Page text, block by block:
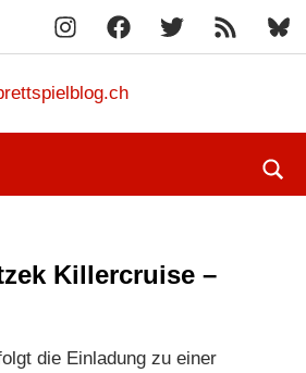
InstagramFacebook
X
RSS-
Feed
Killercruise –
die Einladung zu einer